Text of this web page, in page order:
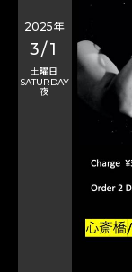
2025年
3/1
土曜日
SATURDAY
夜